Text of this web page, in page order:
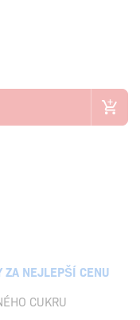
NEJLEPŠÍ CENU
CUKRU